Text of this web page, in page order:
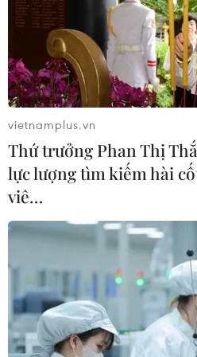
Đà Nẵng tìm "lời giải bài
ninh nguồn nước
08/08/2026 05:05
Sơn La công bố tình huống
về thiên tai với hai xã Muổi
Lầu
08/08/2026 03:53
Kết luận số 75-KL/TW: Cà
động thích ứng với biến đổi
08/08/2026 02:53
vietnamplus.vn
Thứ trưởng Phan Thị
lực lượng tìm kiếm hài
viê…